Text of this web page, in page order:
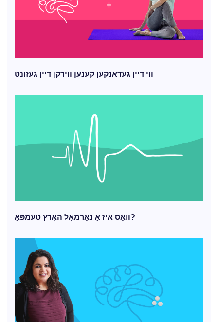
ווי דיין געדאנקען קענען ווירקן דיין געזונט
וואָס איז אַ נאָרמאַל האַרץ טעמפּאָ?